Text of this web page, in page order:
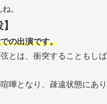
。
の出演です。
とは、衝突することもしば
嘩となり、疎遠状態にあり